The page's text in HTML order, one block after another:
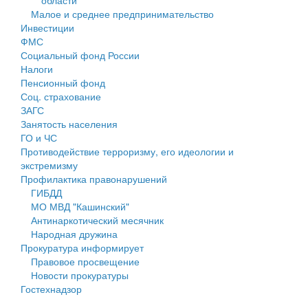
Фотоальбом
Проекты административных регламентов
Антимонопольный комплаенс
Противодействие коррупции
среднего предпринимательства
Муниципальные программы
Контрольно-счетная палата
Персональные данные
Оценка регулирующего воздействия
Деятельность МУ
Нормативы градостроительного проектирования
Правила землепользования и застройки
Генеральные планы
Проекты планировки территории
Малое и среднее предпринимательство
Инвестиции
ФМС
Социальный фонд России
Налоги
Пенсионный фонд
Соц. страхование
ЗАГС
Занятость населения
ГО и ЧС
Противодействие терроризму, его идеологии и
экстремизму
Профилактика правонарушений
ГИБДД
МО МВД "Кашинский"
Антинаркотический месячник
Народная дружина
Прокуратура информирует
Правовое просвещение
Новости прокуратуры
Гостехнадзор